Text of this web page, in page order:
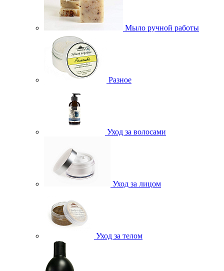
Мыло ручной работы
Разное
Уход за волосами
Уход за лицом
Уход за телом